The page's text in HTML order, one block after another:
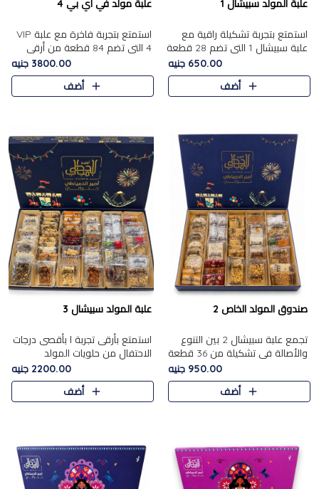
علبة المولد سبيشال 1
استمتع بتجربة تشكيلة راقية مع
علبة سبيشال 1 التي تضم 28 قطعة
من تشكيلة مختارة بعناية من أفخر
حلويات المولد المصرية الأصلية
الشرقية. تحتوي ال..
650.00 جنيه
أضف
علبة مولد في اي بي 4
استمتع بتجربة فاخرة مع علبة VIP
4 التي تضم 84 قطعة من أرقى
حلويات المولد الشرقية، في تشكيلة
غنية تجمع بين الحلويات التقليدية
والمكسرات الفاخرة. تحتوي العلبة
3800.00 جنيه
أضف
صندوق المولد الخاص 2
تجمع علبة سبيشال 2 بين التنوع
والأصالة في تشكيلة من 36 قطعة
تضم أشهر حلويات المولد الشرقية.
تحتوي العلبة على الجزرية بالفول،
والجزرية بالبن..
950.00 جنيه
أضف
علبة المولد سبيشال 3
استمتع بأرقى تجربة ا بأقصى درجات
الاحتفال من حلويات المولد
المصريه الأصيلة مع هذه الفخامة
مع علبة سبيشال 3 التي تضم 56
قطعة من تشكيلة استثن..
2200.00 جنيه
أضف